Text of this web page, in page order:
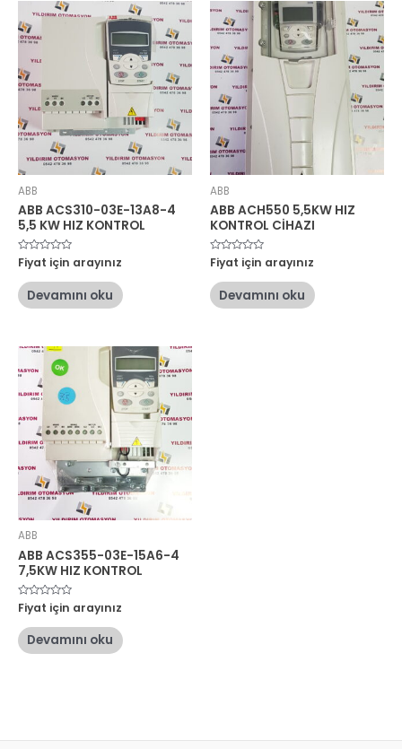
ABB
ABB ACS310-03E-13A8-4
5,5 KW HIZ KONTROL
5
üzerinden
oy
aldı
Fiyat için arayınız
Devamını oku
ABB
ABB ACH550 5,5KW HIZ
KONTROL CİHAZI
5
üzerinden
oy
aldı
Fiyat için arayınız
Devamını oku
ABB
ABB ACS355-03E-15A6-4
7,5KW HIZ KONTROL
5
üzerinden
oy
aldı
Fiyat için arayınız
Devamını oku